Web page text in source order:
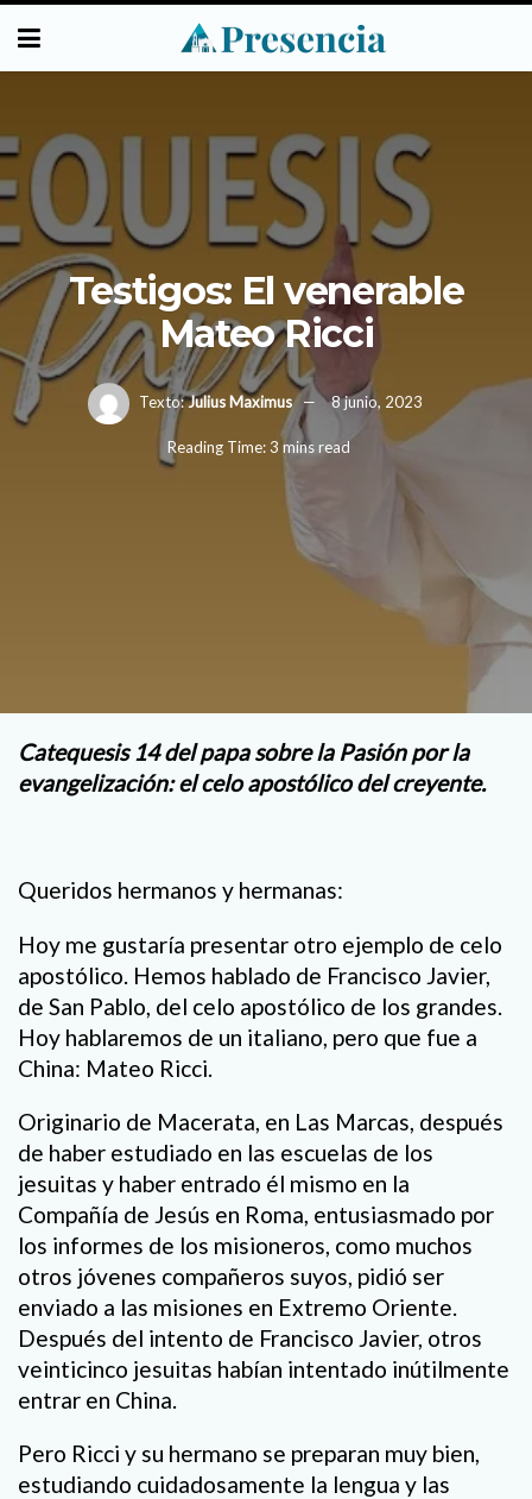
Testigos: El venerable
Mateo Ricci
Texto:Julius Maximus 8 junio, 2023
Reading Time: 3 mins read
Catequesis 14 del papa sobre la Pasión por la
evangelización: el celo apostólico del creyente.
Queridos hermanos y hermanas:
Hoy me gustaría presentar otro ejemplo de celo
apostólico. Hemos hablado de Francisco Javier,
de San Pablo, del celo apostólico de los grandes.
Hoy hablaremos de un italiano, pero que fue a
China: Mateo Ricci.
Originario de Macerata, en Las Marcas, después
de haber estudiado en las escuelas de los
jesuitas y haber entrado él mismo en la
Compañía de Jesús en Roma, entusiasmado por
los informes de los misioneros, como muchos
otros jóvenes compañeros suyos, pidió ser
enviado a las misiones en Extremo Oriente.
Después del intento de Francisco Javier, otros
veinticinco jesuitas habían intentado inútilmente
entrar en China.
Pero Ricci y su hermano se preparan muy bien,
estudiando cuidadosamente la lengua y las